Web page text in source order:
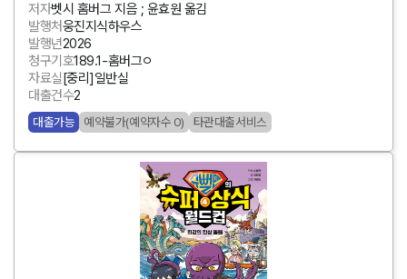
저자벳시 홈버그 지음 ; 윤효원 옮김
발행처웅진지식하우스
발행년2026
청구기호189.1-홈버그ㅇ
자료실[중리]일반실
대출건수2
대출가능 예약불가(예약자수 0) 타관대출서비스